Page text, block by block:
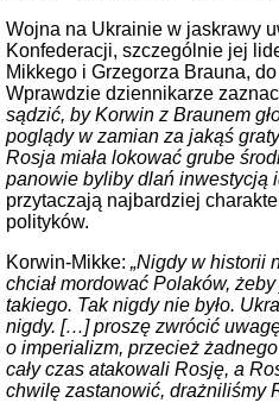
Wojna na Ukrainie w jaskrawy
Konfederacji, szczególnie jej
Mikkego i Grzegorza Brauna,
Wprawdzie dziennikarze
sądzić, by Korwin z Braunem
poglądy w zamian za jakąś
Rosja miała lokować grube
panowie byliby dlań inwestycją
przytaczają najbardziej
polityków.
Korwin-Mikke: „Nigdy w historii
chciał mordować Polaków,
takiego. Tak nigdy nie było.
nigdy. […] proszę zwrócić
o imperializm, przecież
cały czas atakowali Rosję, a
chwilę zastanowić, drażniliśmy